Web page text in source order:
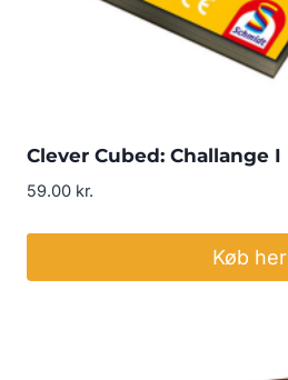
Clever Cubed: Challange I
59.00 kr.
Køb her